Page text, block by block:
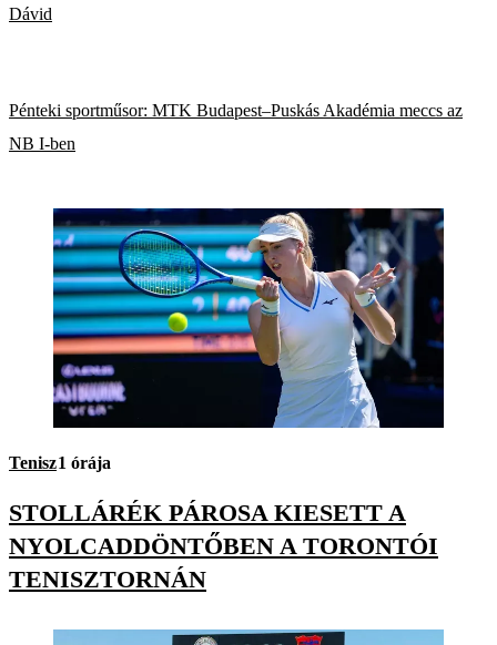
Dávid
Pénteki sportműsor: MTK Budapest–Puskás Akadémia meccs az
NB I-ben
Tenisz1 órája
STOLLÁRÉK PÁROSA KIESETT A
NYOLCADDÖNTŐBEN A TORONTÓI
TENISZTORNÁN